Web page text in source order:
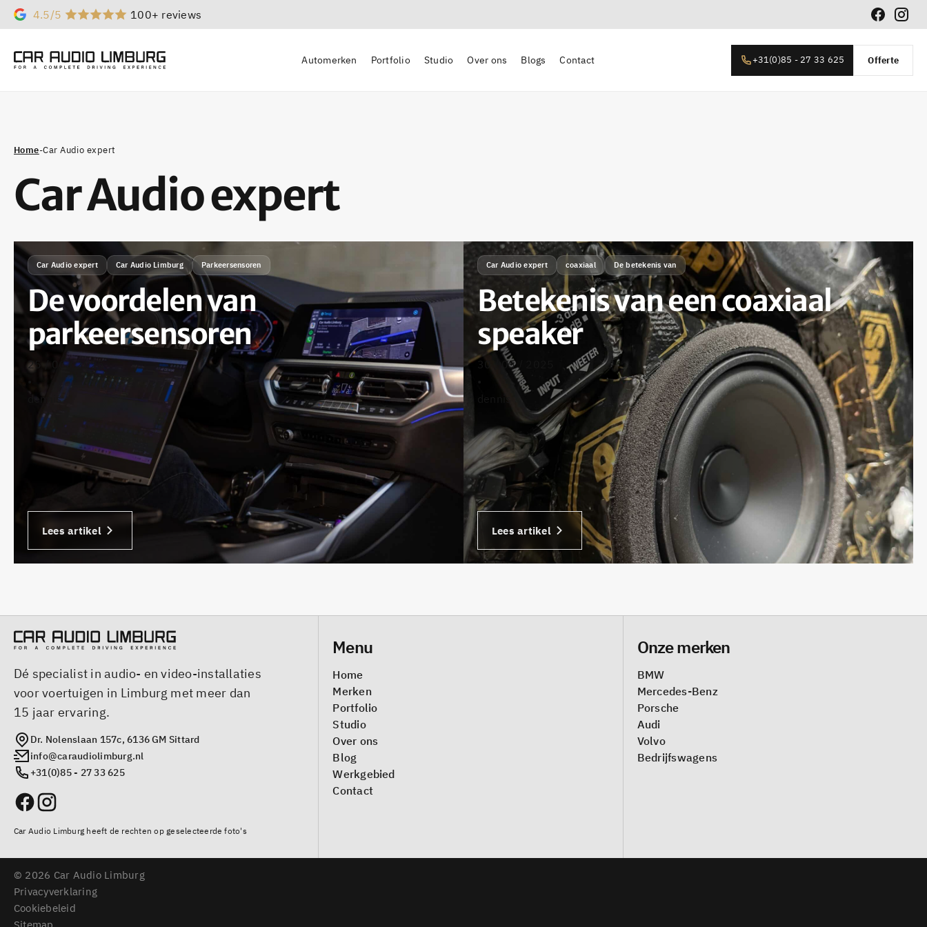
4.5/5 100+ reviews
Automerken Portfolio Studio Over ons Blogs Contact +31(0)85 - 27 33 625 Offerte
Home-Car Audio expert
Car Audio expert
Car Audio expert Car Audio Limburg Parkeersensoren
De voordelen van
parkeersensoren
25 / 06 / 2025
dennis
Lees artikel
Car Audio expert coaxiaal De betekenis van
Betekenis van een coaxiaal
speaker
30 / 05 / 2025
Lees artikel
Dé specialist in audio- en video-installaties
voor voertuigen in Limburg met meer dan
15 jaar ervaring.
Dr. Nolenslaan 157c, 6136 GM Sittard
info@caraudiolimburg.nl
+31(0)85 - 27 33 625
Car Audio Limburg heeft de rechten op geselecteerde foto's
Menu
Home
Merken
Portfolio
Studio
Over ons
Blog
Werkgebied
Contact
Onze merken
BMW
Mercedes-Benz
Porsche
Audi
Volvo
Bedrijfswagens
© 2026 Car Audio Limburg
Privacyverklaring
Cookiebeleid